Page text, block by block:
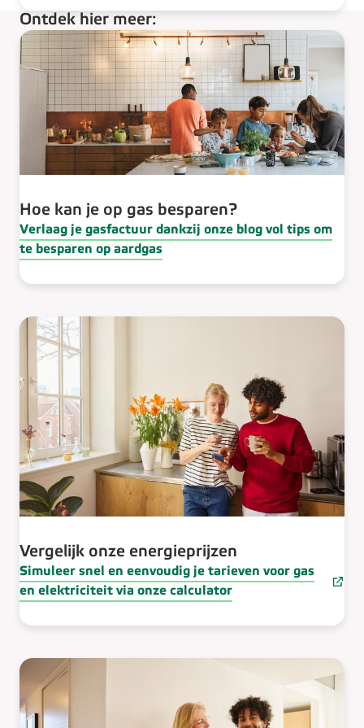
Ontdek hier meer:
Hoe kan je op gas besparen?
Verlaag je gasfactuur dankzij onze blog vol tips om
te besparen op aardgas
Vergelijk onze energieprijzen
Simuleer snel en eenvoudig je tarieven voor gas
en elektriciteit via onze calculator